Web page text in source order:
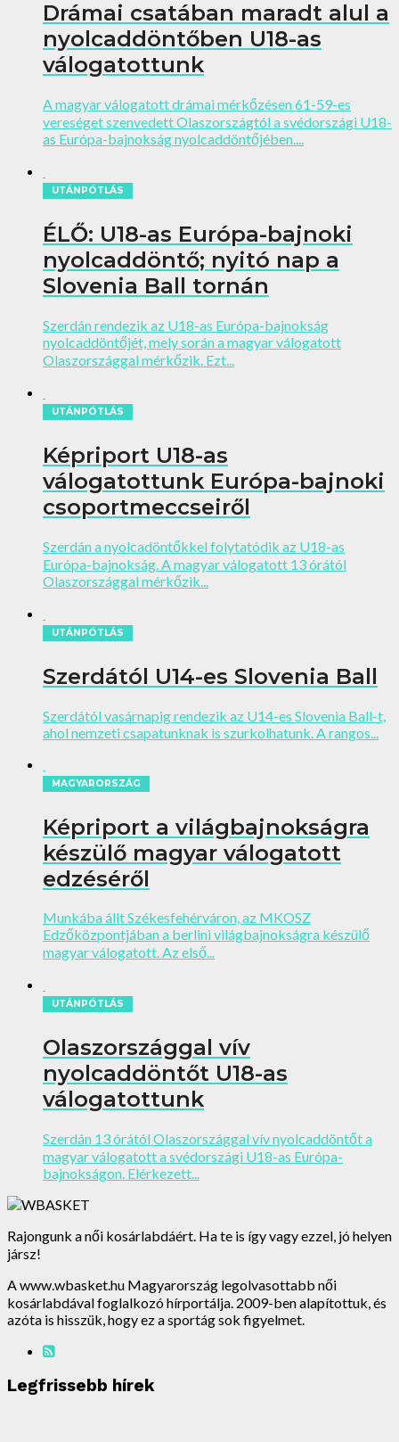
Drámai csatában maradt alul a
nyolcaddöntőben U18-as
válogatottunk
A magyar válogatott drámai mérkőzésen 61-59-es
vereséget szenvedett Olaszországtól a svédországi U18-
as Európa-bajnokság nyolcaddöntőjében....
UTÁNPÓTLÁS
ÉLŐ: U18-as Európa-bajnoki
nyolcaddöntő; nyitó nap a
Slovenia Ball tornán
Szerdán rendezik az U18-as Európa-bajnokság
nyolcaddöntőjét, mely során a magyar válogatott
Olaszországgal mérkőzik. Ezt...
UTÁNPÓTLÁS
Képriport U18-as
válogatottunk Európa-bajnoki
csoportmeccseiről
Szerdán a nyolcadöntőkkel folytatódik az U18-as
Európa-bajnokság. A magyar válogatott 13 órától
Olaszországgal mérkőzik...
UTÁNPÓTLÁS
Szerdától U14-es Slovenia Ball
Szerdától vasárnapig rendezik az U14-es Slovenia Ball-t,
ahol nemzeti csapatunknak is szurkolhatunk. A rangos...
MAGYARORSZÁG
Képriport a világbajnokságra
készülő magyar válogatott
edzéséről
Munkába állt Székesfehérváron, az MKOSZ
Edzőközpontjában a berlini világbajnokságra készülő
magyar válogatott. Az első...
UTÁNPÓTLÁS
Olaszországgal vív
nyolcaddöntőt U18-as
válogatottunk
Szerdán 13 órától Olaszországgal vív nyolcaddöntőt a
magyar válogatott a svédországi U18-as Európa-
bajnokságon. Elérkezett...
Rajongunk a női kosárlabdáért. Ha te is így vagy ezzel, jó helyen
jársz!
A www.wbasket.hu Magyarország legolvasottabb női
kosárlabdával foglalkozó hírportálja. 2009-ben alapítottuk, és
azóta is hisszük, hogy ez a sportág sok figyelmet.
Legfrissebb hírek